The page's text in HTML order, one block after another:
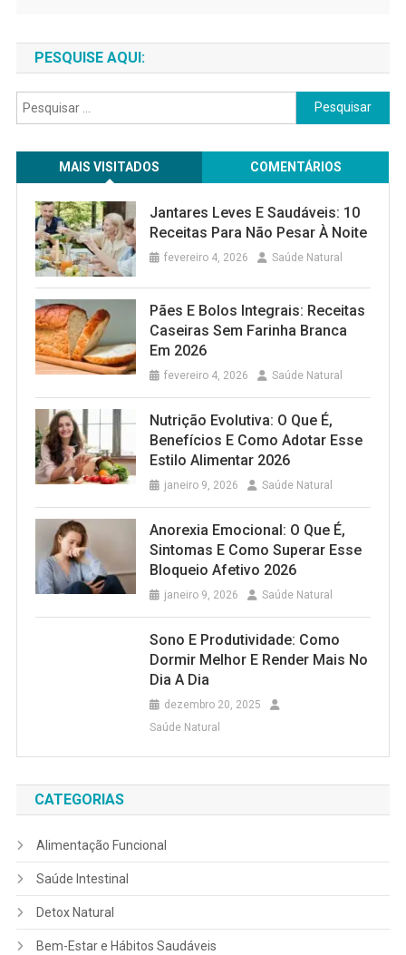
PESQUISE AQUI:
Pesquisar
por:
MAIS VISITADOS COMENTÁRIOS
Jantares Leves E Saudáveis: 10
Receitas Para Não Pesar À Noite
fevereiro 4, 2026 Saúde Natural
Pães E Bolos Integrais: Receitas
Caseiras Sem Farinha Branca
Em 2026
fevereiro 4, 2026 Saúde Natural
Nutrição Evolutiva: O Que É,
Benefícios E Como Adotar Esse
Estilo Alimentar 2026
janeiro 9, 2026 Saúde Natural
Anorexia Emocional: O Que É,
Sintomas E Como Superar Esse
Bloqueio Afetivo 2026
janeiro 9, 2026 Saúde Natural
Sono E Produtividade: Como
Dormir Melhor E Render Mais No
Dia A Dia
dezembro 20, 2025
Saúde Natural
CATEGORIAS
Alimentação Funcional
Saúde Intestinal
Detox Natural
Bem-Estar e Hábitos Saudáveis